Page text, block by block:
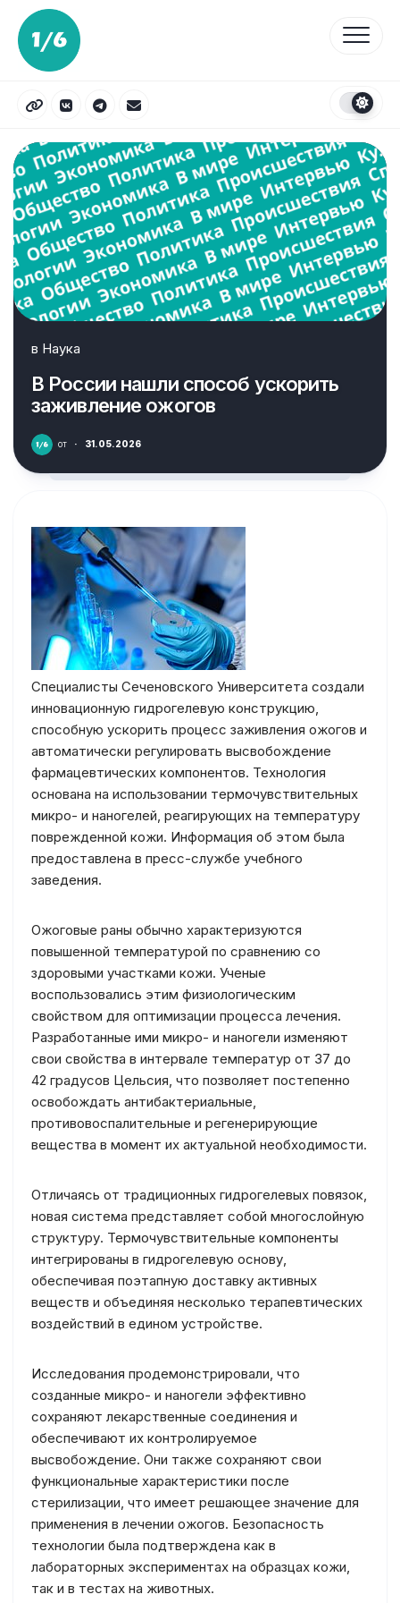
Перейти
содержанию
в Наука
В России нашли способ ускорить
заживление ожогов
от · 31.05.2026
Специалисты Сеченовского Университета создали
инновационную гидрогелевую конструкцию,
способную ускорить процесс заживления ожогов и
автоматически регулировать высвобождение
фармацевтических компонентов. Технология
основана на использовании термочувствительных
микро- и наногелей, реагирующих на температуру
поврежденной кожи. Информация об этом была
предоставлена в пресс-службе учебного
заведения.
Ожоговые раны обычно характеризуются
повышенной температурой по сравнению со
здоровыми участками кожи. Ученые
воспользовались этим физиологическим
свойством для оптимизации процесса лечения.
Разработанные ими микро- и наногели изменяют
свои свойства в интервале температур от 37 до
42 градусов Цельсия, что позволяет постепенно
освобождать антибактериальные,
противовоспалительные и регенерирующие
вещества в момент их актуальной необходимости.
Отличаясь от традиционных гидрогелевых повязок,
новая система представляет собой многослойную
структуру. Термочувствительные компоненты
интегрированы в гидрогелевую основу,
обеспечивая поэтапную доставку активных
веществ и объединяя несколько терапевтических
воздействий в едином устройстве.
Исследования продемонстрировали, что
созданные микро- и наногели эффективно
сохраняют лекарственные соединения и
обеспечивают их контролируемое
высвобождение. Они также сохраняют свои
функциональные характеристики после
стерилизации, что имеет решающее значение для
применения в лечении ожогов. Безопасность
технологии была подтверждена как в
лабораторных экспериментах на образцах кожи,
так и в тестах на животных.